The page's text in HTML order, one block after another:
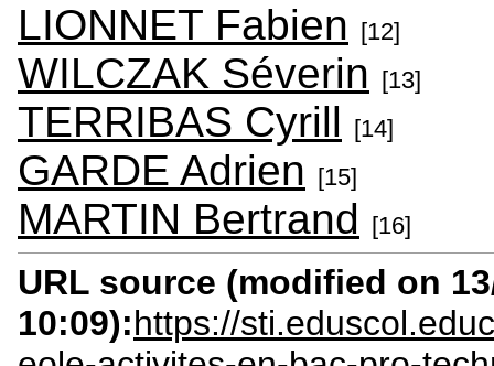
LIONNET Fabien [12]
WILCZAK Séverin [13]
TERRIBAS Cyrill [14]
GARDE Adrien [15]
MARTIN Bertrand [16]
URL source (modified on
10:09):https://